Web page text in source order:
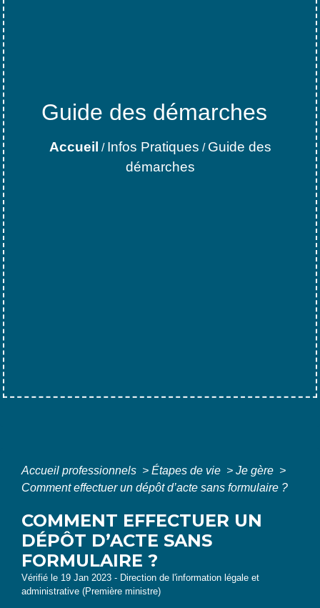
Guide des démarches
Accueil / Infos Pratiques / Guide des
démarches
Accueil professionnels > Étapes de vie > Je gère >
Comment effectuer un dépôt d’acte sans formulaire ?
COMMENT EFFECTUER UN
DÉPÔT D’ACTE SANS
FORMULAIRE ?
Vérifié le 19 Jan 2023 - Direction de l'information légale et
administrative (Première ministre)